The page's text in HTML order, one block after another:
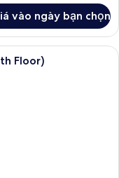
vào ngày bạn chọn
ngủ, két bảo mật tại phòng,
Floor)